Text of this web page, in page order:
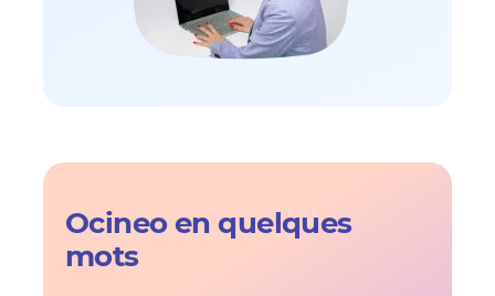
Ocineo en quelques
mots